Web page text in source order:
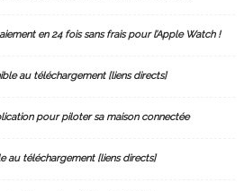
en 24 fois sans frais pour l’Apple Watch !
au téléchargement [liens directs]
pour piloter sa maison connectée
au téléchargement [liens directs]